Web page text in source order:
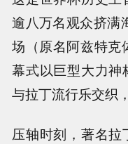
逾八万名观众挤满
场（原名阿兹特克
幕式以巨型大力
与拉丁流行乐交织
压轴时刻，著名